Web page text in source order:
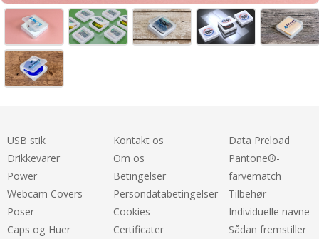
USB stik
Drikkevarer
Power
Webcam Covers
Poser
Caps og Huer
Kontakt os
Om os
Betingelser
Persondatabetingelser
Cookies
Certificater
Data Preload
Pantone®-
farvematch
Tilbehør
Individuelle navne
Sådan fremstiller